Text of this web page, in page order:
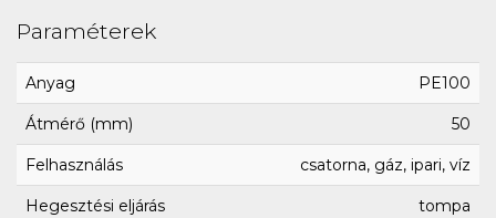
Paraméterek
Anyag PE100
Átmérő (mm) 50
Felhasználás csatorna, gáz, ipari, víz
Hegesztési eljárás tompa